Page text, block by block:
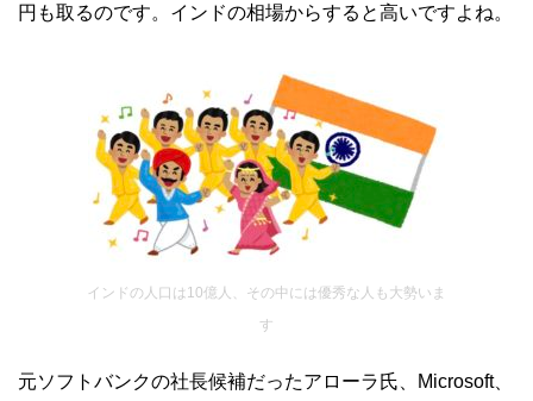
円も取るのです。インドの相場からすると高いですよね。
インドの人口は10億人、その中には優秀な人も大勢いま
す
元ソフトバンクの社長候補だったアローラ氏、Microsoft、